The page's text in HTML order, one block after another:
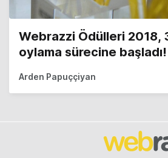
Webrazzi Ödülleri 2018,
oylama sürecine başladı!
Arden Papuççiyan